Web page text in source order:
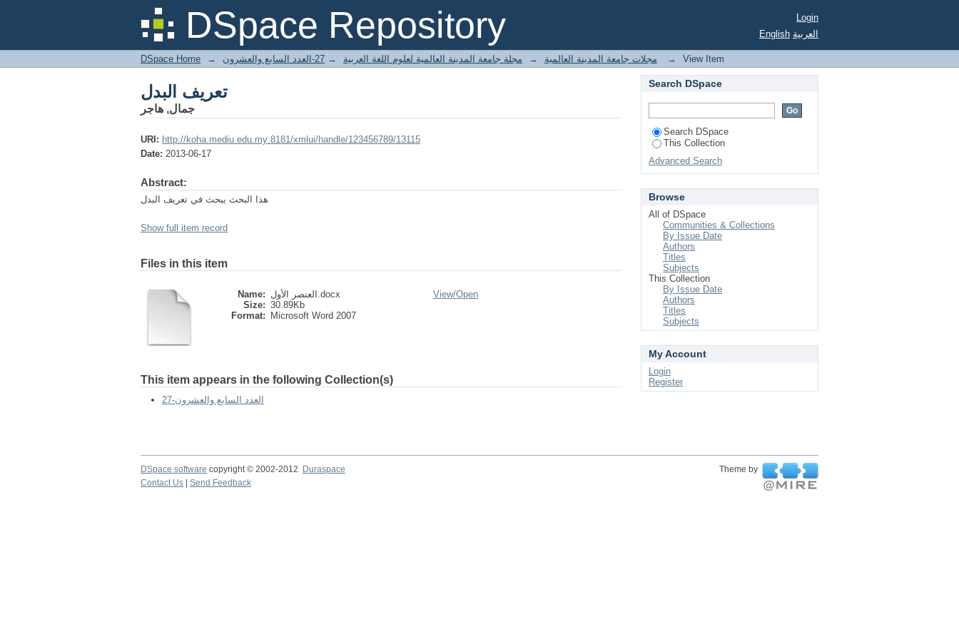
DSpace Repositoryتعريف البدل
Login
English العربية
DSpace Home → مجلات جامعة المدينة العالمية → مجلة جامعة المدينة العالمية لعلوم اللغة العربية → 27-العدد السابع والعشرون → View Item
تعريف البدل
جمال, هاجر
URI: http://koha.mediu.edu.my:8181/xmlui/handle/123456789/13115
Date: 2013-06-17
Abstract:
هذا البحث يبحث في تعريف البدل
Show full item record
Files in this item
Name:
العنصر الأول.docx
Size: 30.89Kb
Format:
Microsoft Word 2007
View/Open
This item appears in the following Collection(s)
27-العدد السابع والعشرون
Search DSpace
Search DSpace
This Collection
Advanced Search
Browse
All of DSpace
Communities & Collections
By Issue Date
Authors
Titles
Subjects
This Collection
By Issue Date
Authors
Titles
Subjects
My Account
Login
Register
DSpace software copyright © 2002-2012 Duraspace
Theme by
Contact Us
Send Feedback